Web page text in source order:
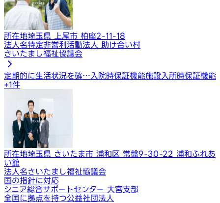
所在地埼玉県 上尾市 柏座2-11-18
法人名特定非営利活動法人 助け合い村
さいたまし福祉協議会
定期的に生活状況を確… 入院時保証機能施設入所時保証機能
+1件
所在地埼玉県 さいたま市 浦和区 常盤9-30-22 浦和ふれあ
い館
法人名さいたまし福祉協議会
国の指針に対応
シニア総合サポートセンター 大宮支部
全国に拠点を持つ公益社団法人